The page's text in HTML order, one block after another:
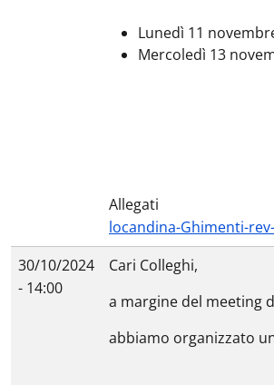
Lunedì 11
Mercoledì 13
Allegati
locandina-Ghimenti-
30/10/2024
- 14:00
Cari Colleghi,
a margine del meeting
abbiamo organizzato